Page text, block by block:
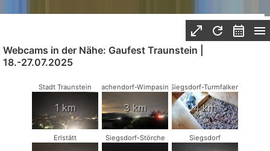
Webcams in der Nähe: Gaufest Traunstein |
18.-27.07.2025
Stadt Traunstein
1 km
Vachendorf-Wimpasing
3 km
Siegsdorf-Turmfalken
4 km
Erlstätt Siegsdorf-Störche Siegsdorf